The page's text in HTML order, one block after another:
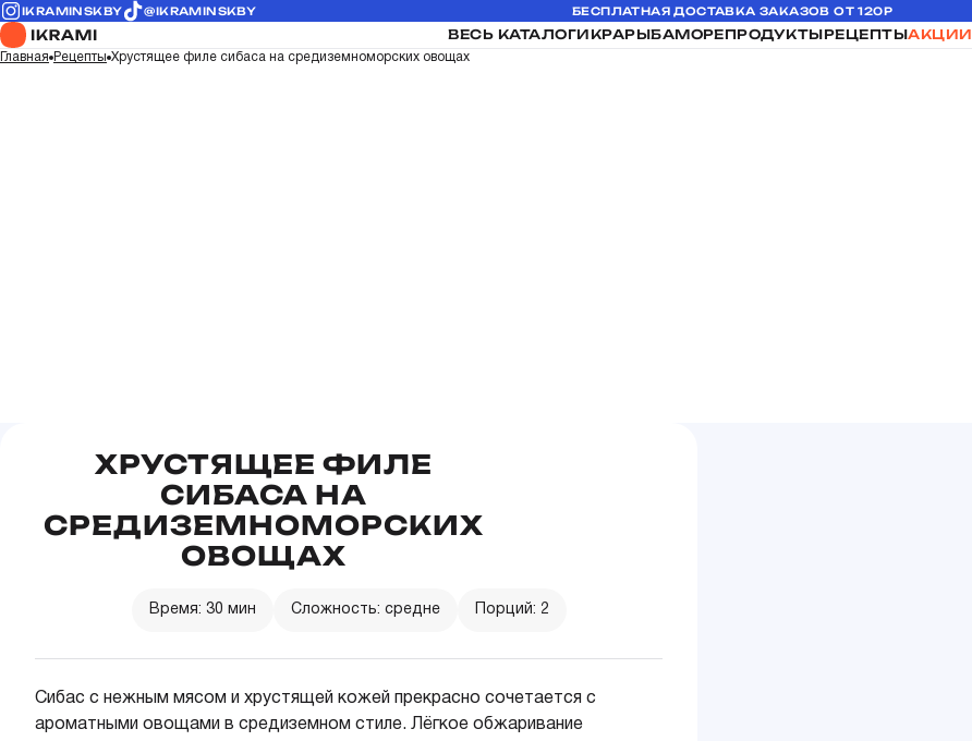
IKRAMINSKBY @IKRAMINSKBY БЕСПЛАТНАЯ ДОСТАВКА ЗАКАЗОВ ОТ 120Р
ВЕСЬ КАТАЛОГИКРАРЫБАМОРЕПРОДУКТЫРЕЦЕПТЫАКЦИИ
Главная Рецепты Хрустящее филе сибаса на средиземноморских овощах
ХРУСТЯЩЕЕ ФИЛЕ
СИБАСА НА
СРЕДИЗЕМНОМОРСКИХ
ОВОЩАХ
Время: 30 мин Сложность: средне Порций: 2
Сибас с нежным мясом и хрустящей кожей прекрасно сочетается с
ароматными овощами в средиземном стиле. Лёгкое обжаривание